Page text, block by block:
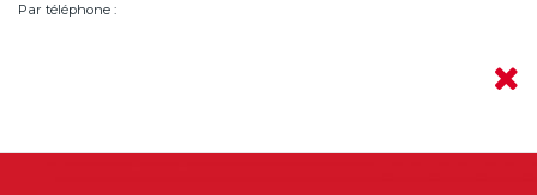
Par téléphone :